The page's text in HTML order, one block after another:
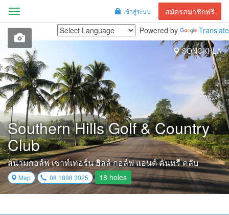
เข้าสู่ระบบ สมัครสมาชิกฟรี
Menu
Powered by
Translate
SONGKHLA
Southern Hills Golf & Country
Club
สนามกอล์ฟ เซาท์เทอร์น ฮิลล์ กอล์ฟ แอนด์ คันทรี คลับ
Map 08 1898 3025 18 holes